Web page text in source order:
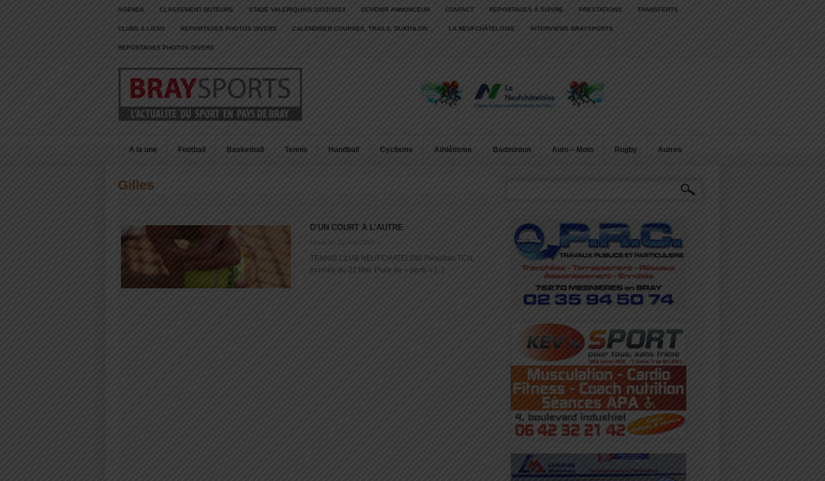
AGENDA CLASSEMENT BUTEURS STADE VALERIQUAIS 2022/2023 DEVENIR ANNONCEUR CONTACT REPORTAGES À SUIVRE PRESTATIONS TRANSFERTS
CLUBS & LIENS REPORTAGES PHOTOS DIVERS CALENDRIER COURSES, TRAILS, DUATHLON… LA NEUFCHÂTELOISE INTERVIEWS BRAYSPORTS
REPORTAGES PHOTOS DIVERS
A la une Football Basketball Tennis Handball Cyclisme Athlétisme Badminton Auto – Moto Rugby Autres
Gilles
D’UN COURT A L’AUTRE
Posté le: 23 mai 2016
TENNIS CLUB NEUFCHATELOIS Résultats TCN,
journée du 22 Mai. Pluie de « perfs » [...]